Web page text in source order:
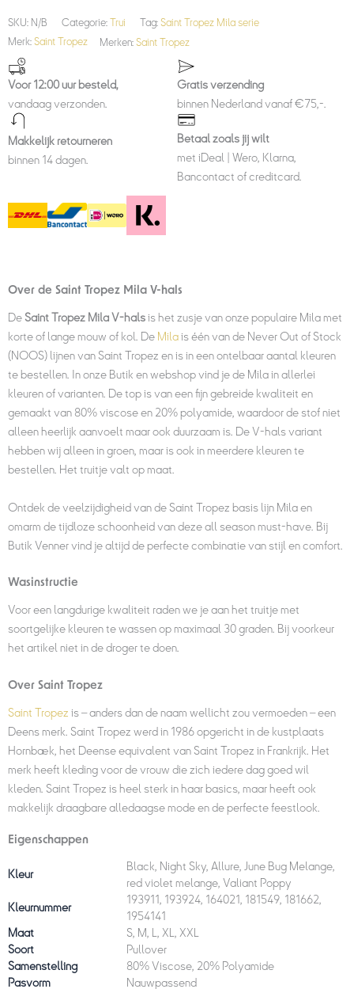
SKU: N/B Categorie: Trui Tag: Saint Tropez Mila serie
Merk: Saint Tropez Merken: Saint Tropez
Voor 12:00 uur besteld,
vandaag verzonden.
Gratis verzending
binnen Nederland vanaf €75,-.
Makkelijk retourneren
binnen 14 dagen.
Betaal zoals jij wilt
met iDeal | Wero, Klarna,
Bancontact of creditcard.
Over de Saint Tropez Mila V-hals
De Saint Tropez Mila V-halsis het zusje van onze populaire Mila met
korte of lange mouw of kol. De Milais één van de Never Out of Stock
(NOOS) lijnen van Saint Tropez en is in een ontelbaar aantal kleuren
te bestellen. In onze Butik en webshop vind je de Mila in allerlei
kleuren of varianten. De top is van een fijn gebreide kwaliteit en
gemaakt van 80% viscose en 20% polyamide, waardoor de stof niet
alleen heerlijk aanvoelt maar ook duurzaam is. De V-hals variant
hebben wij alleen in groen, maar is ook in meerdere kleuren te
bestellen. Het truitje valt op maat.
Ontdek de veelzijdigheid van de Saint Tropez basis lijn Mila en
omarm de tijdloze schoonheid van deze all season must-have. Bij
Butik Venner vind je altijd de perfecte combinatie van stijl en comfort.
Wasinstructie
Voor een langdurige kwaliteit raden we je aan het truitjemet
soortgelijke kleuren te wassen op maximaal 30 graden. Bij voorkeur
het artikel niet in de droger te doen.
Over Saint Tropez
Saint Tropez is – anders dan de naam wellicht zou vermoeden – een
Deens merk. Saint Tropez werd in 1986 opgericht in de kustplaats
Hornbæk, het Deense equivalent van Saint Tropez in Frankrijk. Het
merk heeft kleding voor de vrouw die zich iedere dag goed wil
kleden. Saint Tropez is heel sterk in haar basics, maar heeft ook
makkelijk draagbare alledaagse mode en de perfecte feestlook.
Eigenschappen
Kleur
Black, Night Sky, Allure, June Bug Melange,
red violet melange, Valiant Poppy
Kleurnummer
193911, 193924, 164021, 181549, 181662,
1954141
Maat
S, M, L, XL, XXL
Soort
Pullover
Samenstelling
80% Viscose, 20% Polyamide
Pasvorm
Nauwpassend